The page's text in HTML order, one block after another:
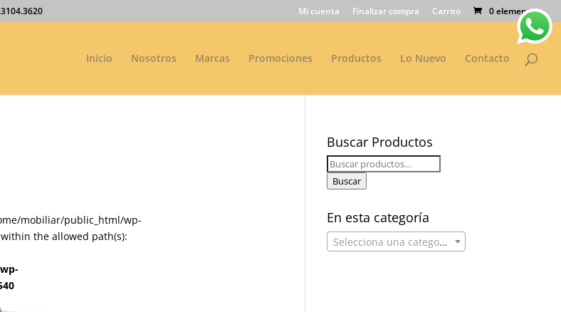
Mi cuenta Finalizar compra Carrito 0 elementos
Inicio Nosotros Marcas Promociones Productos Lo Nuevo Contacto
mobiliar/public_html/wp-
the allowed path(s):
Buscar Productos
Buscar
por:
Buscar
En esta categoría
Selecciona una categoría